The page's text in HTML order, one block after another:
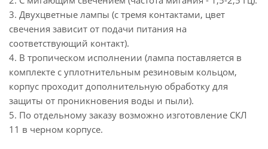
3. Двухцветные лампы (с тремя контактами, цвет
свечения зависит от подачи питания на
соответствующий контакт).
4. В тропическом исполнении (лампа поставляется в
комплекте с уплотнительным резиновым кольцом,
корпус проходит дополнительную обработку для
защиты от проникновения воды и пыли).
5. По отдельному заказу возможно изготовление СКЛ
11 в черном корпусе.